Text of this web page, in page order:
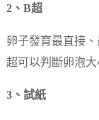
2、B超
卵子發育最直接
超可以判斷卵泡
3、試紙